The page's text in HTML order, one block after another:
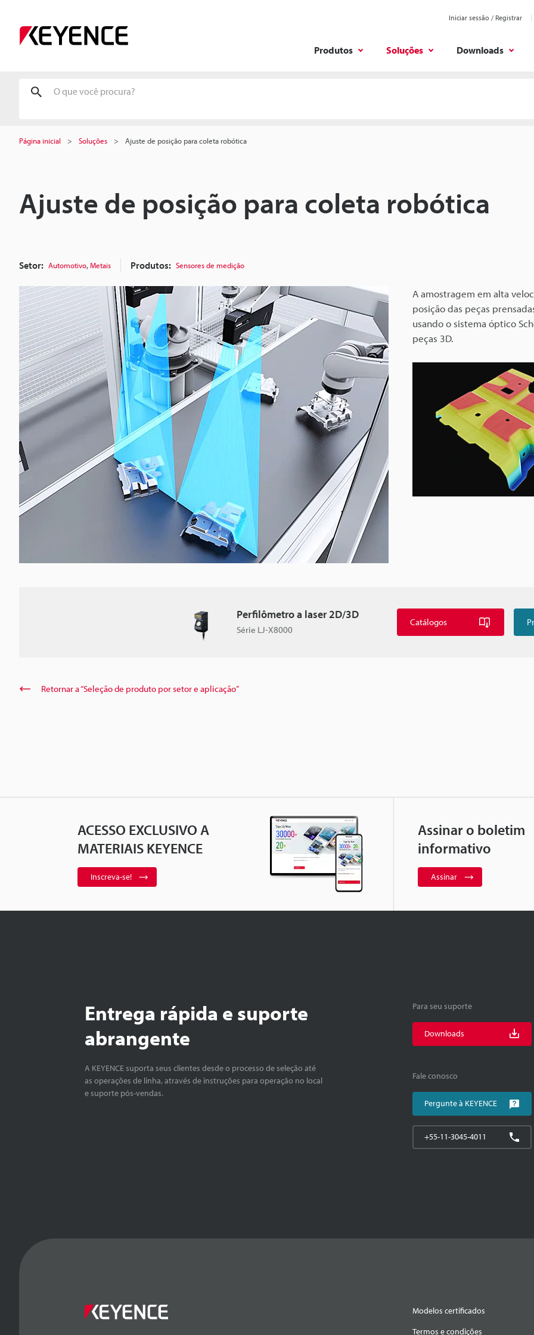
Iniciar sessão / Registrar
Produtos Soluções Downloads
Página inicial Soluções Ajuste de posição para coleta robótica
Ajuste de posição para coleta robótica
Setor: Automotivo,Metais Produtos: Sensores de medição
A amostragem em alta
posição das peças
usando o sistema óptico
peças 3D.
Perfilômetro a laser 2D/3D
Série LJ-X8000
Catálogos
Retornar a “Seleção de produto por setor e aplicação”
ACESSO EXCLUSIVO A
MATERIAIS KEYENCE
Inscreva-se!
Assinar o boletim
informativo
Assinar
Entrega rápida e suporte
abrangente
A KEYENCE suporta seus clientes desde o processo de seleção até
as operações de linha, através de instruções para operação no local
e suporte pós-vendas.
Para seu suporte
Downloads
Fale conosco
Pergunte à KEYENCE
+55-11-3045-4011
Modelos certificados
Termos e condições